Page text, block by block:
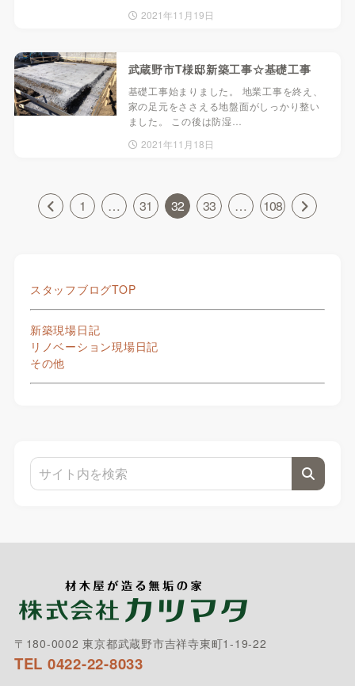
2021年11月19日
武蔵野市T様邸新築工事☆基礎工事
基礎工事始まりました。 地業工事を終え、
家の足元をささえる地盤面がしっかり整い
ました。 この後は防湿…
2021年11月18日
1 … 31 32 33 … 108
スタッフブログTOP
新築現場日記
リノベーション現場日記
その他
〒180-0002 東京都武蔵野市吉祥寺東町1-19-22
TEL 0422-22-8033